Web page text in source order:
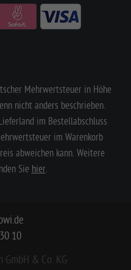
Mehrwertsteuer in Höhe
nicht anders beschrieben.
im Bestellabschluss
im Warenkorb
abweichen kann. Weitere
Sie hier.
10
& Co. KG